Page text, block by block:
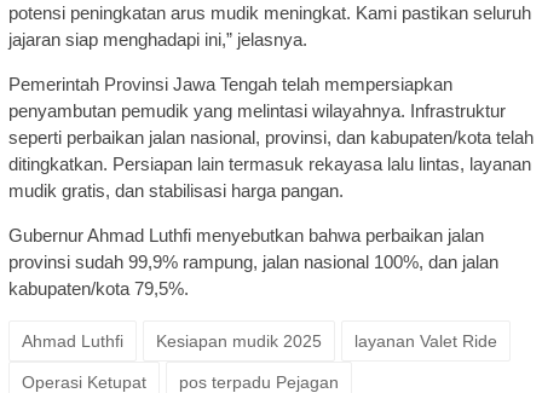
potensi peningkatan arus mudik meningkat. Kami pastikan seluruh
jajaran siap menghadapi ini,” jelasnya.
Pemerintah Provinsi Jawa Tengah telah mempersiapkan
penyambutan pemudik yang melintasi wilayahnya. Infrastruktur
seperti perbaikan jalan nasional, provinsi, dan kabupaten/kota telah
ditingkatkan. Persiapan lain termasuk rekayasa lalu lintas, layanan
mudik gratis, dan stabilisasi harga pangan.
Gubernur Ahmad Luthfi menyebutkan bahwa perbaikan jalan
provinsi sudah 99,9% rampung, jalan nasional 100%, dan jalan
kabupaten/kota 79,5%.
Ahmad Luthfi Kesiapan mudik 2025 layanan Valet Ride
Operasi Ketupat pos terpadu Pejagan